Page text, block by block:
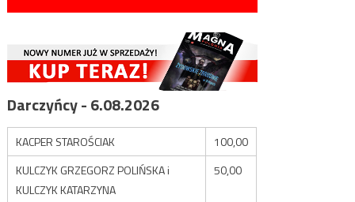
Darczyńcy - 6.08.2026
KACPER STAROŚCIAK
100,00
KULCZYK GRZEGORZ POLIŃSKA i
KULCZYK KATARZYNA
50,00